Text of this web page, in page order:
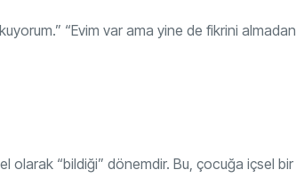
“Evim var ama yine de fikrini almadan
olarak “bildiği” dönemdir. Bu, çocuğa içsel bir